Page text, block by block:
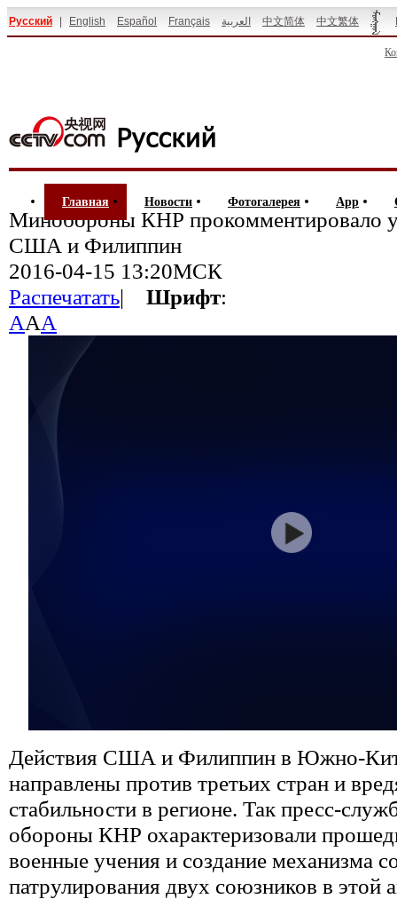
Русский English Español Français العربية 中文简体 中文繁体
Главная Новости Фотогалерея App
Минобороны КНР прокомментировало
США и Филиппин
2016-04-15 13:20МСК
Распечатать| Шрифт:
AAA
Действия США и Филиппин в Южно-
направлены против третьих стран и
стабильности в регионе. Так пресс-
обороны КНР охарактеризовали
военные учения и создание механизма
патрулирования двух союзников в этой